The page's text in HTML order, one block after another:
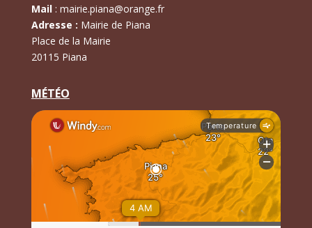
Mail: mairie.piana@orange.fr
Adresse : Mairie de Piana
Place de la Mairie
20115 Piana
MÉTÉO